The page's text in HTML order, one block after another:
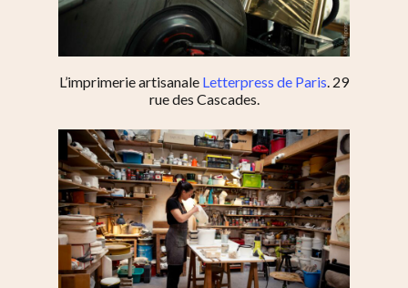
L’imprimerie artisanale Letterpress de Paris. 29
rue des Cascades.